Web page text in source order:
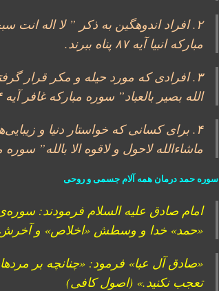
۲. افراد اندوهگین به ذکر ” لا اله
مبارکه انبیا آیه ۸۷ پناه ببرند.
۳. افرادی که مورد حیله و مکر قرار
الله بصیر بالعباد” سوره مبارکه غافر آیه ۴۴ پناه ببرند.
۴. برای کسانی که خواستار دنیا و
ماشاءالله لاحول و لاقوه الا بالله” سوره مبارکه
سوره حمد درمان همه آلام جسمی و روحی
امام صادق علیه السلام فرمودند:
«حمد» خدا و وسطش «اخلاص» و
تعجب نکنید.» (اصول کافی)